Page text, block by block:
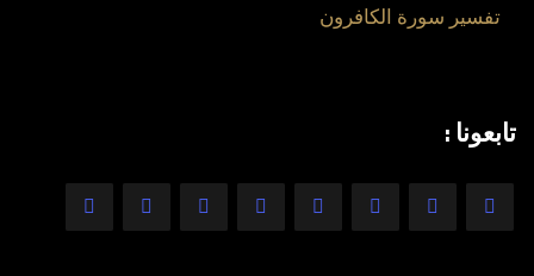
تفسير سورة الكافرون
تابعونا :